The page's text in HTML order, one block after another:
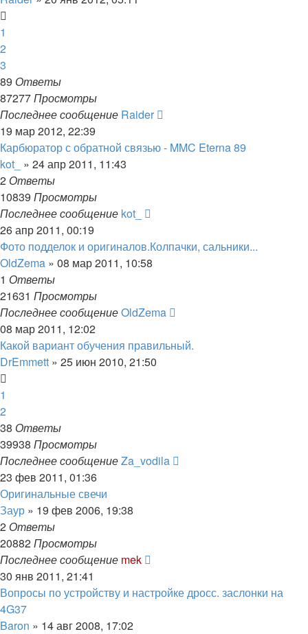
1
2
3
89 Ответы
87277Просмотры
Последнее сообщение Raider
19 мар 2012, 22:39
Карбюратор с обратной связью - MMC Eterna 89
kot_
» 24 апр 2011, 11:43
2 Ответы
10839 Просмотры
Последнее сообщение kot_
26 апр 2011, 00:19
Фото подделок и оригиналов.Колпачки, сальники...
OldZema » 08 мар 2011, 10:58
1 Ответы
21631 Просмотры
Последнее сообщениеOldZema
08 мар 2011, 12:02
Какой вариант обучения правильный.
DrEmmett » 25 июн 2010, 21:50
1
2
38 Ответы
39938 Просмотры
Последнее сообщениеZa_vodila
23 фев 2011, 01:36
Оригинальные свечи
Заур » 19 фев 2006, 19:38
2 Ответы
20882Просмотры
Последнее сообщение mek
30 янв 2011, 21:41
Вопросы по устройству и настройке дросс. заслонки на
4G37
Baron » 14 авг 2008, 17:02